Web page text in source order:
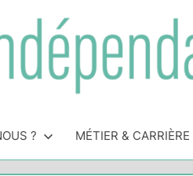
? MÉTIER & CARRIÈRE